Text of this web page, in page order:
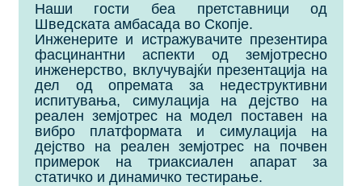
Наши гости беа претставници од
Шведската амбасада во Скопје.
Инженерите и истражувачите презентира
фасцинантни аспекти од земјотресно
инженерство, вклучувајќи презентација на
дел од опремата за недеструктивни
испитувања, симулација на дејство на
реален земјотрес на модел поставен на
вибро платформата и симулација на
дејство на реален земјотрес на почвен
примерок на триаксиален апарат за
статичко и динамичко тестирање.